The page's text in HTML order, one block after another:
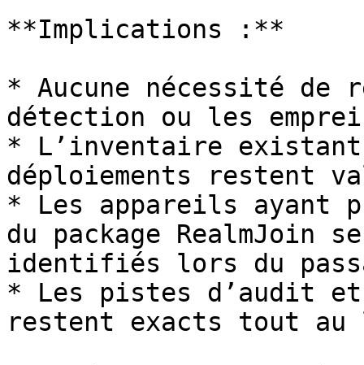
**Implications :**
* Aucune nécessité de
détection ou les
* L’inventaire
déploiements restent
* Les appareils ayant
du package RealmJoin
identifiés lors du
* Les pistes d’audit
restent exacts tout